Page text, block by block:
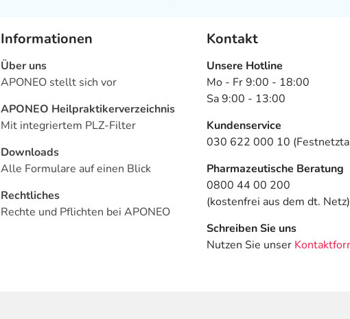
Informationen
Über uns
APONEO stellt sich vor
APONEO Heilpraktikerverzeichnis
Mit integriertem PLZ-Filter
Downloads
Alle Formulare auf einen Blick
Rechtliches
Rechte und Pflichten bei APONEO
Kontakt
Unsere Hotline
Mo - Fr 9:00 - 18:00
Sa 9:00 - 13:00
Kundenservice
030 622 000 10
Pharmazeutische Beratung
0800 44 00 200
(kostenfrei aus dem dt. Netz)
Schreiben Sie uns
Nutzen Sie unser